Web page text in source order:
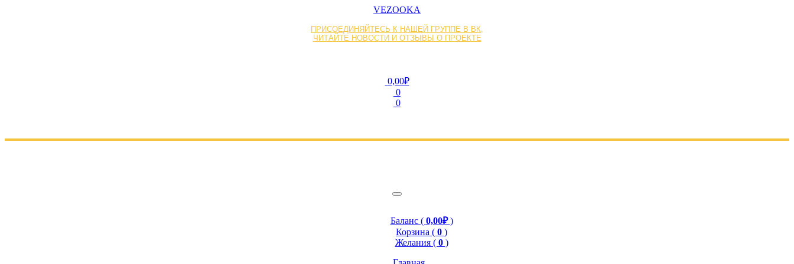
VEZOOKA
ПРИСОЕДИНЯЙТЕСЬ К НАШЕЙ ГРУППЕ В ВК,
ЧИТАЙТЕ НОВОСТИ И ОТЗЫВЫ О ПРОЕКТЕ
0,00₽
0
0
Баланс ( 0,00₽)
Корзина ( 0 )
Желания ( 0 )